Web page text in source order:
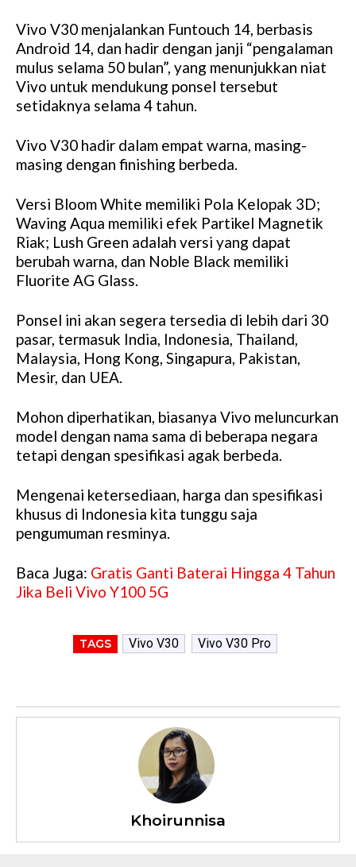
Vivo V30 menjalankan Funtouch 14, berbasis
Android 14, dan hadir dengan janji “pengalaman
mulus selama 50 bulan”, yang menunjukkan niat
Vivo untuk mendukung ponsel tersebut
setidaknya selama 4 tahun.
Vivo V30 hadir dalam empat warna, masing-
masing dengan finishing berbeda.
Versi Bloom White memiliki Pola Kelopak 3D;
Waving Aqua memiliki efek Partikel Magnetik
Riak; Lush Green adalah versi yang dapat
berubah warna, dan Noble Black memiliki
Fluorite AG Glass.
Ponsel ini akan segera tersedia di lebih dari 30
pasar, termasuk India, Indonesia, Thailand,
Malaysia, Hong Kong, Singapura, Pakistan,
Mesir, dan UEA.
Mohon diperhatikan, biasanya Vivo meluncurkan
model dengan nama sama di beberapa negara
tetapi dengan spesifikasi agak berbeda.
Mengenai ketersediaan, harga dan spesifikasi
khusus di Indonesia kita tunggu saja
pengumuman resminya.
Baca Juga: Gratis Ganti Baterai Hingga 4 Tahun
Jika Beli Vivo Y100 5G
TAGS Vivo V30 Vivo V30 Pro
Khoirunnisa